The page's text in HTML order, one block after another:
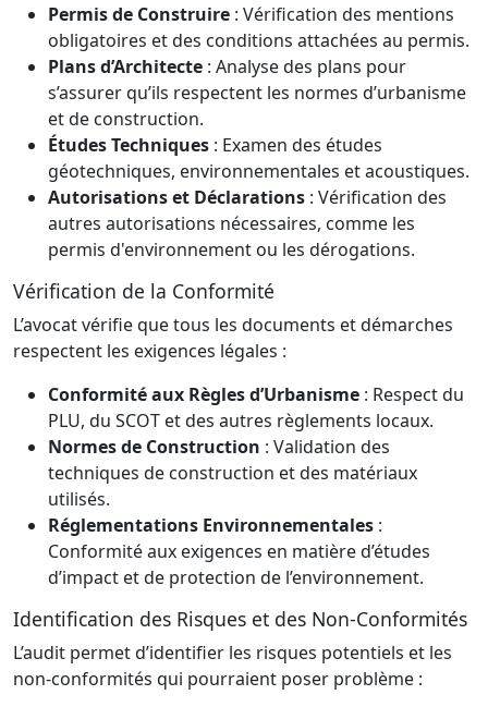
Permis de Construire : Vérification des mentions
obligatoires et des conditions attachées au permis.
Plans d’Architecte : Analyse des plans pour
s’assurer qu’ils respectent les normes d’urbanisme
et de construction.
Études Techniques : Examen des études
géotechniques, environnementales et acoustiques.
Autorisations et Déclarations : Vérification des
autres autorisations nécessaires, comme les
permis d'environnement ou les dérogations.
Vérification de la Conformité
L’avocat vérifie que tous les documents et démarches
respectent les exigences légales :
Conformité aux Règles d’Urbanisme : Respect du
PLU, du SCOT et des autres règlements locaux.
Normes de Construction : Validation des
techniques de construction et des matériaux
utilisés.
Réglementations Environnementales :
Conformité aux exigences en matière d’études
d’impact et de protection de l’environnement.
Identification des Risques et des Non-Conformités
L’audit permet d’identifier les risques potentiels et les
non-conformités qui pourraient poser problème :